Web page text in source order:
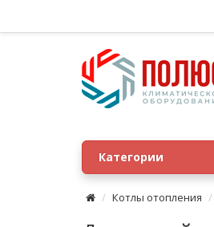
Категории
Котлы отопления